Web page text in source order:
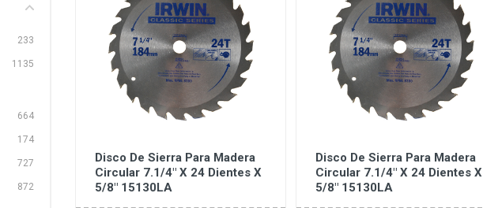
233
1135
664
174
727
872
Disco De Sierra Para Madera
Circular 7.1/4" X 24 Dientes X
5/8" 15130LA
Disco De Sierra Para Madera
Circular 7.1/4" X 24 Dientes X
5/8" 15130LA